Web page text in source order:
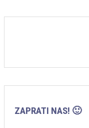
ZAPRATI NAS! 🙂